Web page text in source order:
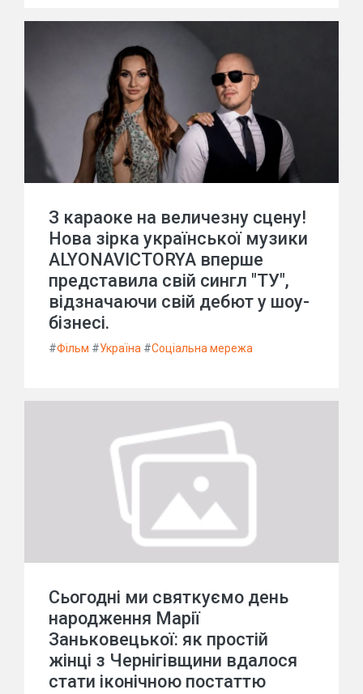
З караоке на величезну сцену!
Нова зірка української музики
ALYONAVICTORYA вперше
представила свій сингл "ТУ",
відзначаючи свій дебют у шоу-
бізнесі.
#Фільм #Україна #Соціальна мережа
Сьогодні ми святкуємо день
народження Марії
Заньковецької: як простій
жінці з Чернігівщини вдалося
стати іконічною постаттю